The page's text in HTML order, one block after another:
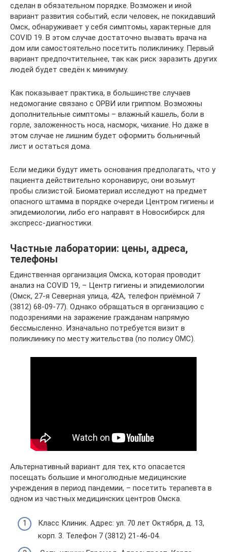
сделан в обязательном порядке. Возможен и иной
вариант развития событий, если человек, не покидавший
Омск, обнаруживает у себя симптомы, характерные для
COVID 19. В этом случае достаточно вызвать врача на
дом или самостоятельно посетить поликлинику. Первый
вариант предпочтительнее, так как риск заразить других
людей будет сведён к минимуму.
Как показывает практика, в большинстве случаев
недомогание связано с ОРВИ или гриппом. Возможны
дополнительные симптомы – влажный кашель, боли в
горле, заложенность носа, насморк, чихание. Но даже в
этом случае не лишним будет оформить больничный
лист и остаться дома.
Если медики будут иметь основания предполагать, что у
пациента действительно коронавирус, они возьмут
пробы слизистой. Биоматериал исследуют на предмет
опасного штамма в порядке очереди Центром гигиены и
эпидемиологии, либо его направят в Новосибирск для
экспресс-диагностики.
Частные лаборатории: цены, адреса,
телефоны
Единственная организация Омска, которая проводит
анализ на COVID 19, – Центр гигиены и эпидемиологии
(Омск, 27-я Северная улица, 42А, телефон приёмной 7
(3812) 68-09-77). Однако обращаться в организацию с
подозрениями на заражение гражданам напрямую
бессмысленно. Изначально потребуется визит в
поликлинику по месту жительства (по полису ОМС).
Альтернативный вариант для тех, кто опасается
посещать большие и многолюдные медицинские
учреждения в период пандемии, – посетить терапевта в
одном из частных медицинских центров Омска.
Класс Клиник. Адрес: ул. 70 лет Октября, д. 13,
корп. 3. Телефон 7 (3812) 21-46-04.